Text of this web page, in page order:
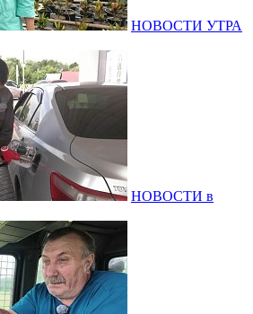
НОВОСТИ УТРА
НОВОСТИ в